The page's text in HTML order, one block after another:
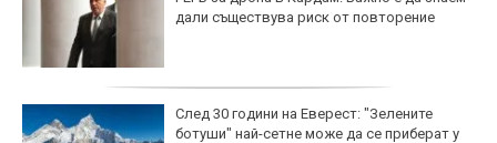
дали съществува риск от повторение
След 30 години на Еверест: "Зелените
ботуши" най-сетне може да се приберат у